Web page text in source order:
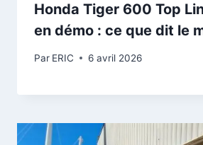
Honda Tiger 600 Top
en démo : ce que dit le
Par ERIC 6 avril 2026